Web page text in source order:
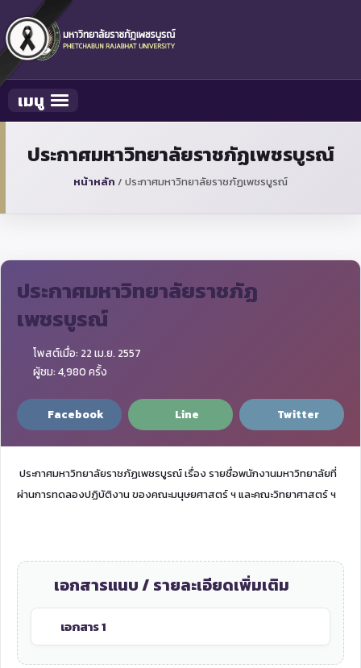
Toggle navigation
เมนู
ประกาศมหาวิทยาลัยราชภัฏเพชรบูรณ์
หน้าหลัก / ประกาศมหาวิทยาลัยราชภัฏเพชรบูรณ์
ประกาศมหาวิทยาลัยราชภัฏ
เพชรบูรณ์
โพสต์เมื่อ: 22 เม.ย. 2557
ผู้ชม: 4,980 ครั้ง
Facebook Line Twitter
ประกาศมหาวิทยาลัยราชภัฏเพชรบูรณ์ เรื่อง รายชื่อพนักงานมหาวิทยาลัยที่
ผ่านการทดลองปฏิบัติงาน ของคณะมนุษยศาสตร์ ฯ และคณะวิทยาศาสตร์ ฯ
เอกสารแนบ / รายละเอียดเพิ่มเติม
เอกสาร 1